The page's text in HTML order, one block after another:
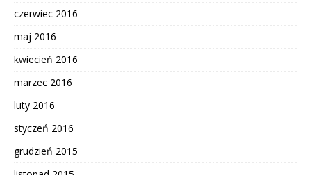
czerwiec 2016
maj 2016
kwiecień 2016
marzec 2016
luty 2016
styczeń 2016
grudzień 2015